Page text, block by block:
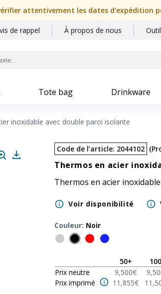
attentivement les dates d'expédition
de rappel À propos de nous
Tote bag Drinkware
inoxidable avec double paroi isolante
Code de l’article: 2044102 (
Thermos en acier
Thermos en acier
Voir disponibilité
Couleur: Noir
50+ 100
Prix neutre
9,500€
Prix imprimé
11,855€